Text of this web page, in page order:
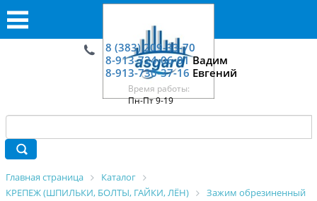
8 (383) 209-33-70
8-913-724-06-01Вадим
8-913-730-37-16 Евгений
Время работы:
Пн-Пт 9-19
Главная страница
Каталог
КРЕПЕЖ (ШПИЛЬКИ, БОЛТЫ, ГАЙКИ, ЛЁН)
Зажим обрезиненный